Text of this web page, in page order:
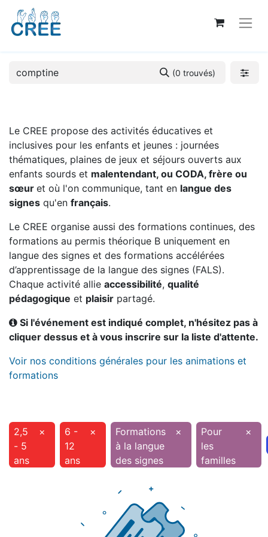
(0 trouvés)
Le CREE propose des activités éducatives et
inclusives pour les enfants et jeunes : journées
thématiques, plaines de jeux et séjours ouverts aux
enfants sourds et malentendant, ou CODA, frère ou
sœur et où l'on communique, tant en langue des
signes qu'en français.
Le CREE organise aussi des formations continues, des
formations au permis théorique B uniquement en
langue des signes et des formations accélérées
d’apprentissage de la langue des signes (FALS).
Chaque activité allie accessibilité, qualité
pédagogique et plaisir partagé.
Si l'événement est indiqué complet, n'hésitez pas à
cliquer dessus et à vous inscrire sur la liste d'attente.
Voir nos conditions générales pour les animations et
formations
2,5
- 5
ans
×
6 -
12
ans
×
Formations
à la langue
des signes
×
Pour
les
familles
×